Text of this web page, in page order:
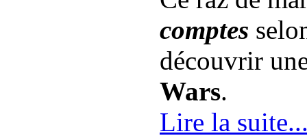
comptes
découvrir
Wars.
Lire la